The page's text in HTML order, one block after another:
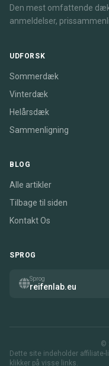
Den mest omfattende
anmeldelser,
UDFORSK
Sommerdæk
Vinterdæk
Helårsdæk
Sammenligning
BLOG
Alle artikler
Tilbage til siden
Kontakt Os
SPROG
Sprog
reifenlab.eu
©
Dette site indeholder
klikker på visse links.